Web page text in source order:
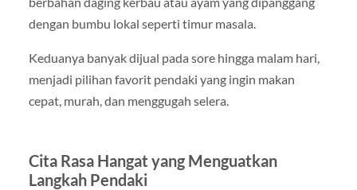
dengan bumbu lokal seperti timur masala.
Keduanya banyak dijual pada sore hingga malam hari,
menjadi pilihan favorit pendaki yang ingin makan
cepat, murah, dan menggugah selera.
Cita Rasa Hangat yang Menguatkan
Langkah Pendaki